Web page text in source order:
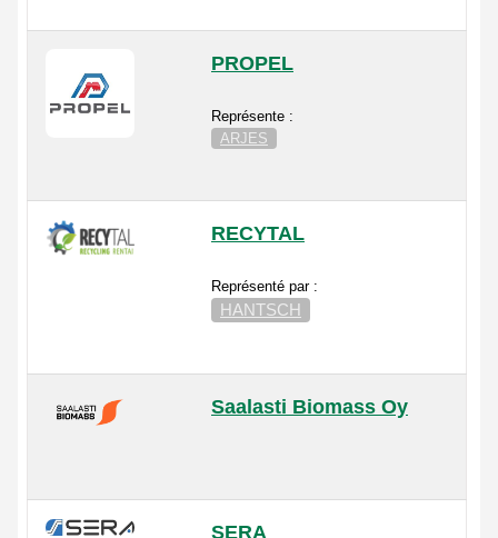
PROPEL
Représente :
ARJES
RECYTAL
Représenté par :
HANTSCH
Saalasti Biomass Oy
SERA